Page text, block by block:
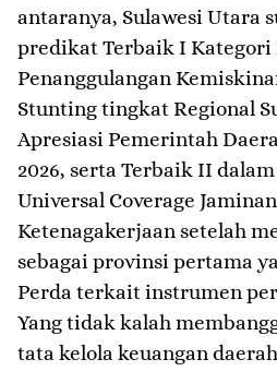
antaranya, Sulawesi Utara
predikat Terbaik I Kategori
Penanggulangan
Stunting tingkat Regional
Apresiasi Pemerintah
2026, serta Terbaik II
Universal Coverage
Ketenagakerjaan setelah
sebagai provinsi pertama
Perda terkait instrumen
Yang tidak kalah
tata kelola keuangan